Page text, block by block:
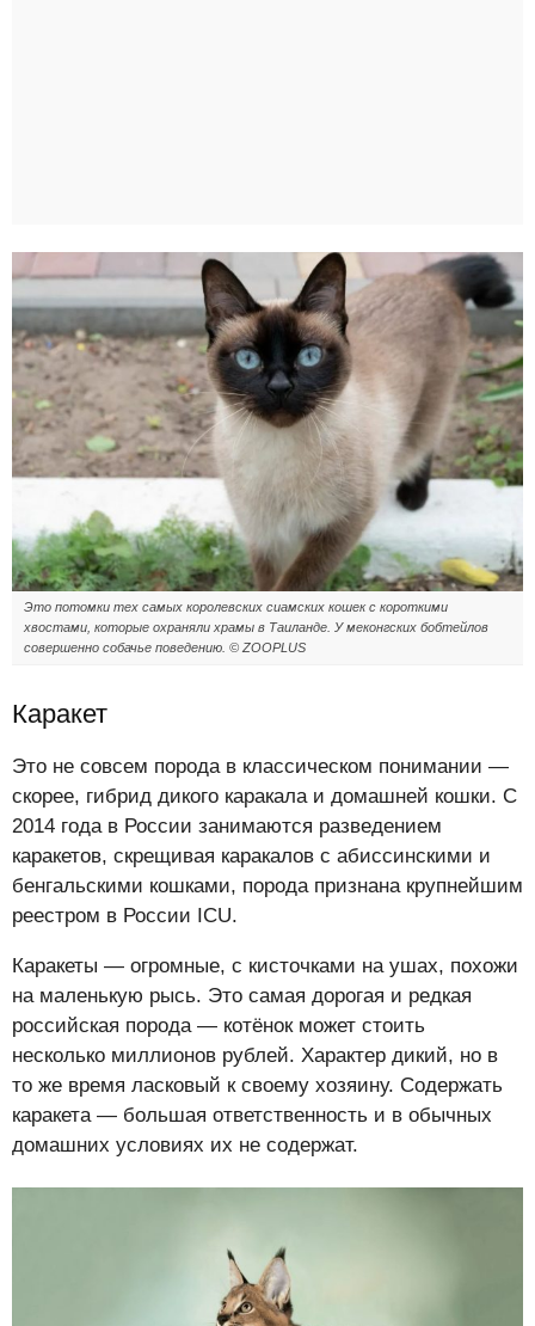
Это потомки тех самых королевских сиамских кошек с короткими
хвостами, которые охраняли храмы в Таиланде. У меконгских бобтейлов
совершенно собачье поведению. © ZOOPLUS
Каракет
Это не совсем порода в классическом понимании —
скорее, гибрид дикого каракала и домашней кошки. С
2014 года в России занимаются разведением
каракетов, скрещивая каракалов с абиссинскими и
бенгальскими кошками, порода признана крупнейшим
реестром в России ICU.
Каракеты — огромные, с кисточками на ушах, похожи
на маленькую рысь. Это самая дорогая и редкая
российская порода — котёнок может стоить
несколько миллионов рублей. Характер дикий, но в
то же время ласковый к своему хозяину. Содержать
каракета — большая ответственность и в обычных
домашних условиях их не содержат.